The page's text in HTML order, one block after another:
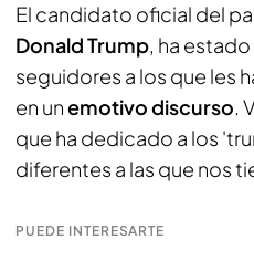
El candidato oficial del
Donald Trump, ha
seguidores a los que les
en unemotivo discurso.
que ha dedicado a los
diferentes a las que nos
PUEDE INTERESARTE